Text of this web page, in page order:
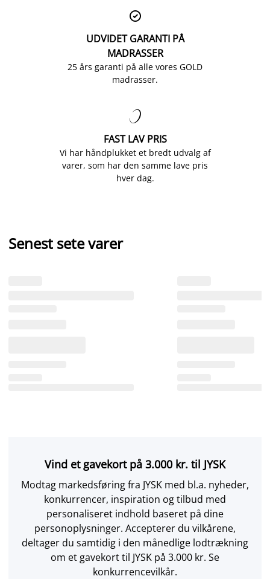

UDVIDET GARANTI PÅ
MADRASSER
25 års garanti på alle vores GOLD
madrasser.

FAST LAV PRIS
Vi har håndplukket et bredt udvalg af
varer, som har den samme lave pris
hver dag.
Senest sete varer
Vind et gavekort på 3.000 kr. til JYSK
Modtag markedsføring fra JYSK med bl.a. nyheder,
konkurrencer, inspiration og tilbud med
personaliseret indhold baseret på dine
personoplysninger. Accepterer du vilkårene,
deltager du samtidig i den månedlige lodtrækning
om et gavekort til JYSK på 3.000 kr. Se
konkurrencevilkår.